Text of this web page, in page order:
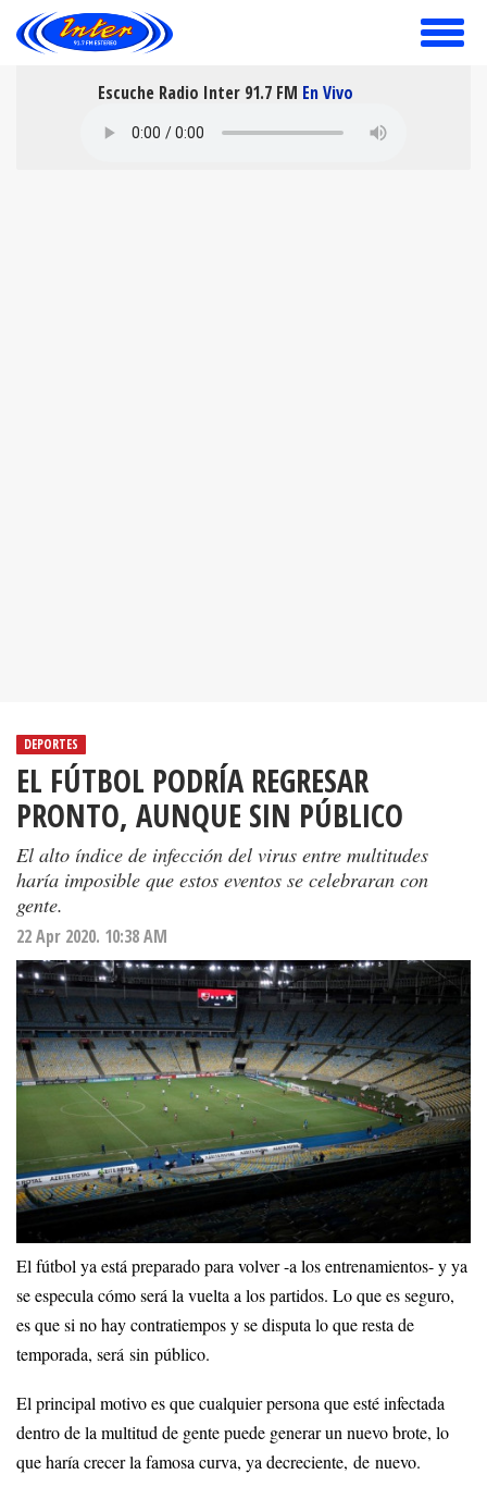
toggle
Escuche Radio Inter 91.7 FM En Vivo
DEPORTES
EL FÚTBOL PODRÍA REGRESAR
PRONTO, AUNQUE SIN PÚBLICO
El alto índice de infección del virus entre multitudes
haría imposible que estos eventos se celebraran con
gente.
22 Apr 2020. 10:38 AM
El fútbol ya está preparado para volver -a los entrenamientos- y ya
se especula cómo será la vuelta a los partidos. Lo que es seguro,
es que si no hay contratiempos y se disputa lo que resta de
temporada, será sin público.
El principal motivo es que cualquier persona que esté infectada
dentro de la multitud de gente puede generar un nuevo brote, lo
que haría crecer la famosa curva, ya decreciente, de nuevo.